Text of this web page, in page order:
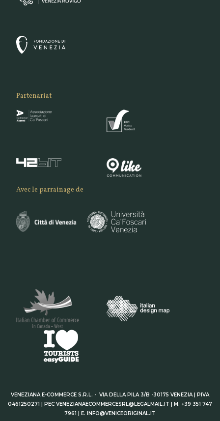
Partenariat
Avec le parrainage de
VENEZIANA E-COMMERCE S.R.L. - VIA DELLA PILA 3/B -30175 VENEZIA | PIVA
0461250271 | PEC VENEZIANAECOMMERCESRL@LEGALMAIL.IT | M. +39 351 747
7961 | E. INFO@VENICEORIGINAL.IT